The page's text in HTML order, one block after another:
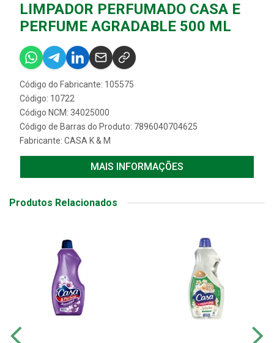
LIMPADOR PERFUMADO CASA E
PERFUME AGRADABLE 500 ML
Código do Fabricante: 105575
Código: 10722
Código NCM: 34025000
Código de Barras do Produto: 7896040704625
Fabricante: CASA K & M
MAIS INFORMAÇÕES
Produtos Relacionados